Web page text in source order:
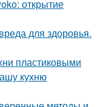
открытие
для здоровья.
пластиковыми
кухню